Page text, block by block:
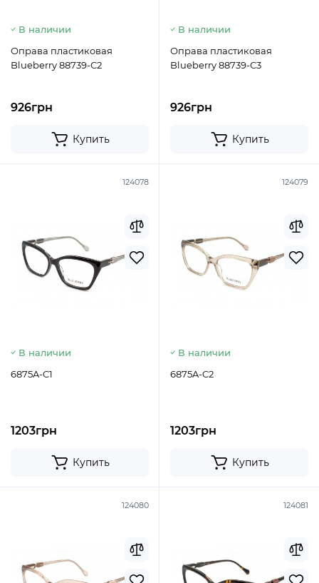
В наличии
Оправа пластиковая
Blueberry 88739-C2
926грн
Купить
В наличии
Оправа пластиковая
Blueberry 88739-C3
926грн
Купить
124078
В наличии
6875A-C1
1203грн
Купить
124079
В наличии
6875A-C2
1203грн
Купить
124080 124081